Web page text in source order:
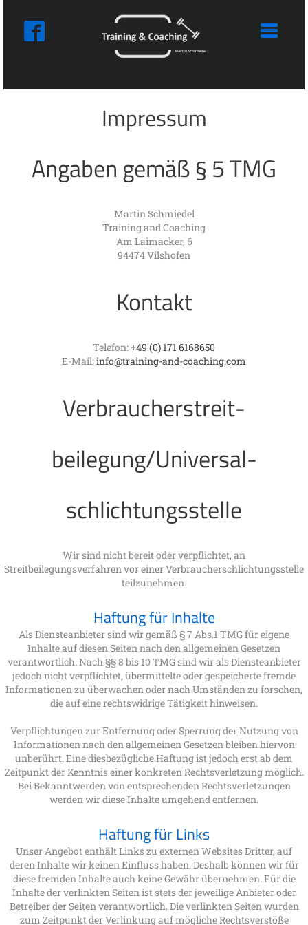
Impressum
Angaben gemäß § 5 TMG
Martin Schmiedel
Training and Coaching
Am Laimacker, 6
94474 Vilshofen
Kontakt
Telefon:+49 (0) 171 6168650
E-Mail:info@training-and-coaching.com
Verbraucher­streit­
beilegung/Universal­
schlichtungs­stelle
Wir sind nicht bereit oder verpflichtet, an
Streitbeilegungsverfahren vor einer Verbraucherschlichtungsstelle
teilzunehmen.
Haftung für Inhalte
Als Diensteanbieter sind wir gemäß § 7 Abs.1 TMG für eigene
Inhalte auf diesen Seiten nach den allgemeinen Gesetzen
verantwortlich. Nach §§ 8 bis 10 TMG sind wir als Diensteanbieter
jedoch nicht verpflichtet, übermittelte oder gespeicherte fremde
Informationen zu überwachen oder nach Umständen zu forschen,
die auf eine rechtswidrige Tätigkeit hinweisen.
Verpflichtungen zur Entfernung oder Sperrung der Nutzung von
Informationen nach den allgemeinen Gesetzen bleiben hiervon
unberührt. Eine diesbezügliche Haftung ist jedoch erst ab dem
Zeitpunkt der Kenntnis einer konkreten Rechtsverletzung möglich.
Bei Bekanntwerden von entsprechenden Rechtsverletzungen
werden wir diese Inhalte umgehend entfernen.
Haftung für Links
Unser Angebot enthält Links zu externen Websites Dritter, auf
deren Inhalte wir keinen Einfluss haben. Deshalb können wir für
diese fremden Inhalte auch keine Gewähr übernehmen. Für die
Inhalte der verlinkten Seiten ist stets der jeweilige Anbieter oder
Betreiber der Seiten verantwortlich. Die verlinkten Seiten wurden
zum Zeitpunkt der Verlinkung auf mögliche Rechtsverstöße